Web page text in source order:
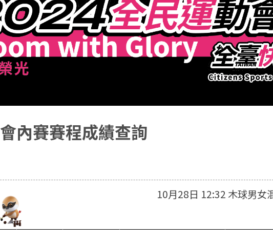
會內賽賽程成績查詢
10月28日 12:32 木球男女